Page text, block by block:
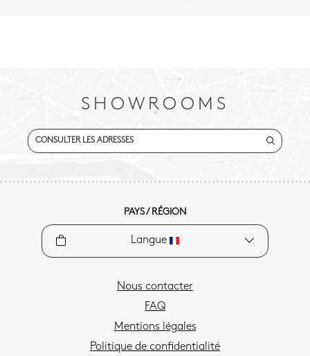
SHOWROOMS
CONSULTER LES ADRESSES
PAYS / RÉGION
Langue
Nous contacter
FAQ
Mentions légales
Politique de confidentialité